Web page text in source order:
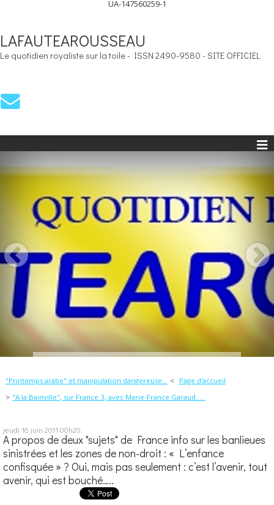
UA-147560259-1
LAFAUTEAROUSSEAU
Le quotidien royaliste sur la toile - ISSN 2490-9580 - SITE OFFICIEL
"Printemps arabe" et manipulation dangereuse...
Page d'accueil
"A la Bainville", sur France 3, avec Marie-France Garaud.....
jeudi 16 juin 2011 00h20
A propos de deux "sujets" de France info sur les banlieues
sinistrées et les zones de non-droit : « L’enfance
confisquée » ? Oui, mais pas seulement : c’est l’avenir, tout
avenir, qui est bouché…..